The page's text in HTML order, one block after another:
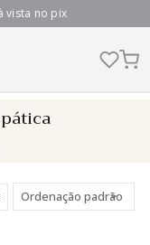
vista no pix